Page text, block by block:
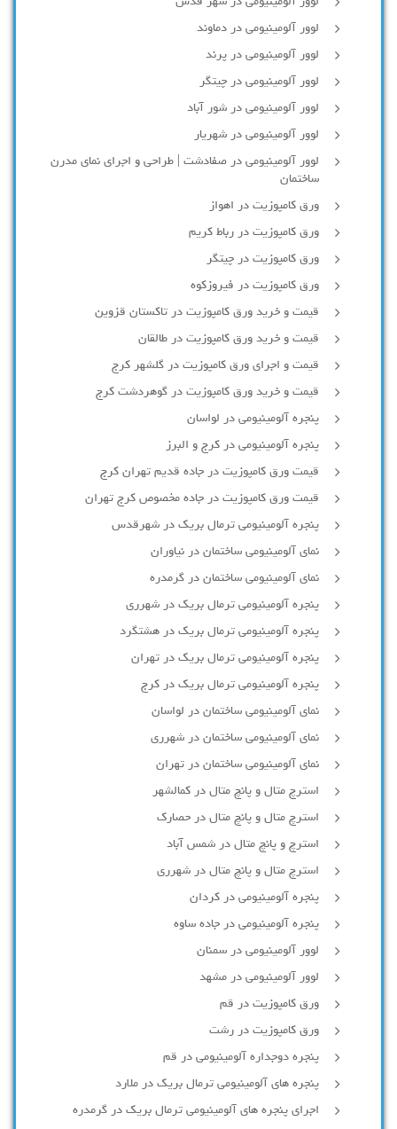
لوور آلومینیومی در دماوند
لوور آلومینیومی در پرند
لوور آلومینیومی در چیتگر
لوور آلومینیومی در شور آباد
لوور آلومينيومي در شهريار
لوور آلومینیومی در صفادشت | طراحی و اجرای نمای مدرن
ساختمان
ورق کامپوزیت در اهواز
ورق کامپوزیت در رباط کریم
ورق کامپوزیت در چیتگر
ورق کامپوزیت در فیروزکوه
قیمت و خرید ورق کامپوزیت در تاکستان قزوین
قیمت و خرید ورق کامپوزیت در طالقان
قیمت و اجرای ورق کامپوزیت در گلشهر کرج
قیمت و خرید ورق کامپوزیت در گوهردشت کرج
پنجره آلومینیومی در لواسان
پنجره آلومینیومی در کرج و البرز
قیمت ورق کامپوزیت در جاده قدیم تهران کرج
قیمت ورق کامپوزیت در جاده مخصوص کرج تهران
پنجره آلومینیومی ترمال بریک در شهرقدس
نمای آلومینیومی ساختمان در نیاوران
نمای آلومینیومی ساختمان در گرمدره
پنجره آلومینیومی ترمال بریک در شهرری
پنجره آلومینیومی ترمال بریک در هشتگرد
پنجره آلومینیومی ترمال بریک در تهران
پنجره آلومینیومی ترمال بریک در کرج
نمای آلومینیومی ساختمان در لواسان
نمای آلومینیومی ساختمان در شهرری
نمای آلومینیومی ساختمان در تهران
استرچ متال و پانچ متال در کمالشهر
استرچ متال و پانچ متال در حصارك
استرچ و پانچ متال در شمس آباد
استرچ متال و پانچ متال در شهرری
پنجره آلومینیومی در کردان
پنجره آلومینیومی در جاده ساوه
لوور آلومینیومی در سمنان
لوور آلومینیومی در مشهد
ورق کامپوزیت در قم
ورق کامپوزیت در رشت
پنجره دوجداره آلومينيومی در قم
پنجره های آلومینیومی ترمال بریک در ملارد
اجرای پنجره های آلومینیومی ترمال بریک در گرمدره